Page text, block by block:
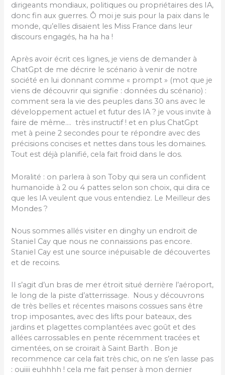
dirigeants mondiaux, politiques ou propriétaires des IA,
donc fin aux guerres. Ô moi je suis pour la paix dans le
monde, qu’elles disaient les Miss France dans leur
discours engagés, ha ha ha !
Après avoir écrit ces lignes, je viens de demander à
ChatGpt de me décrire le scénario à venir de notre
société en lui donnant comme « prompt » (mot que je
viens de découvrir qui signifie : données du scénario) :
comment sera la vie des peuples dans 30 ans avec le
développement actuel et futur des IA ? je vous invite à
faire de même…. très instructif ! et en plus ChatGpt
met à peine 2 secondes pour te répondre avec des
précisions concises et nettes dans tous les domaines.
Tout est déjà planifié, cela fait froid dans le dos.
Moralité : on parlera à son Toby qui sera un confident
humanoïde à 2 ou 4 pattes selon son choix, qui dira ce
que les IA veulent que vous entendiez. Le Meilleur des
Mondes ?
Nous sommes allés visiter en dinghy un endroit de
Staniel Cay que nous ne connaissions pas encore.
Staniel Cay est une source inépuisable de découvertes
et de recoins.
Il s’agit d’un bras de mer étroit situé derrière l’aéroport,
le long de la piste d’atterrissage. Nous y découvrons
de très belles et récentes maisons cossues sans être
trop imposantes, avec des lifts pour bateaux, des
jardins et plagettes complantées avec goût et des
allées carrossables en pente récemment tracées et
cimentées, on se croirait à Saint Barth . Bon je
recommence car cela fait très chic, on ne s’en lasse pas
: ouiiii euhhhh ! cela me fait penser à mon dernier